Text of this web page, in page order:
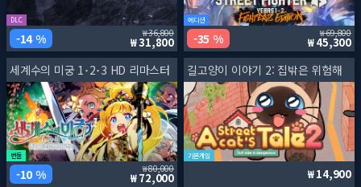
DLC
14 % 36,800
31,800
에디션
35 % 69,800
45,300
세계수의 미궁 1･2･3 HD 리마스터
번들
10 % 80,000
72,000
길고양이 이야기 2: 집밖은 위험해
기본게임
14,900